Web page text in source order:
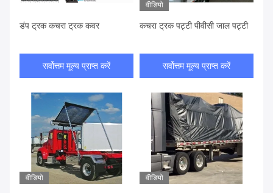
डंप ट्रक कचरा ट्रक कवर
सर्वोत्तम मूल्य प्राप्त करें
वीडियो
कचरा ट्रक पट्टी पीवीसी जाल पट्टी
सर्वोत्तम मूल्य प्राप्त करें
वीडियो वीडियो